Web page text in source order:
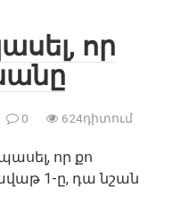
որ
0 624դիտում
որ քո
1-ը, դա նշան